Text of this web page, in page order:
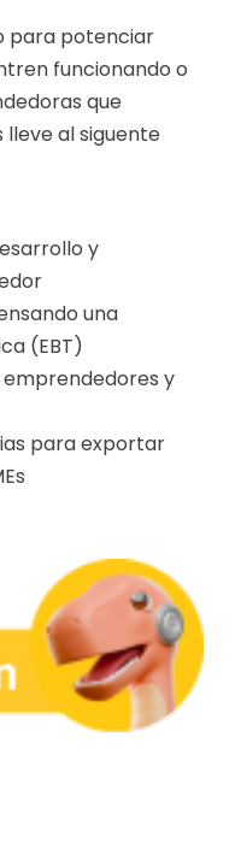
para potenciar
funcionando o
que
lleve al siguente
y
una
(EBT)
y
para exportar